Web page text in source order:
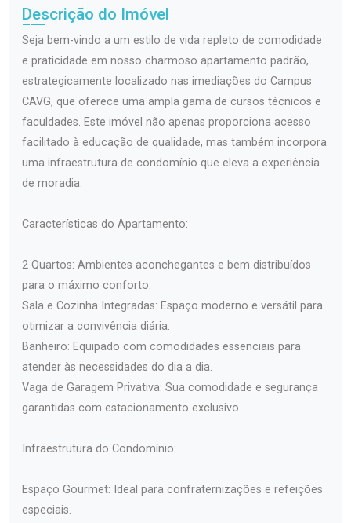
Descrição do Imóvel
Seja bem-vindo a um estilo de vida repleto de comodidade
e praticidade em nosso charmoso apartamento padrão,
estrategicamente localizado nas imediações do Campus
CAVG, que oferece uma ampla gama de cursos técnicos e
faculdades. Este imóvel não apenas proporciona acesso
facilitado à educação de qualidade, mas também incorpora
uma infraestrutura de condomínio que eleva a experiência
de moradia.
Características do Apartamento:
2 Quartos: Ambientes aconchegantes e bem distribuídos
para o máximo conforto.
Sala e Cozinha Integradas: Espaço moderno e versátil para
otimizar a convivência diária.
Banheiro: Equipado com comodidades essenciais para
atender às necessidades do dia a dia.
Vaga de Garagem Privativa: Sua comodidade e segurança
garantidas com estacionamento exclusivo.
Infraestrutura do Condomínio:
Espaço Gourmet: Ideal para confraternizações e refeições
especiais.